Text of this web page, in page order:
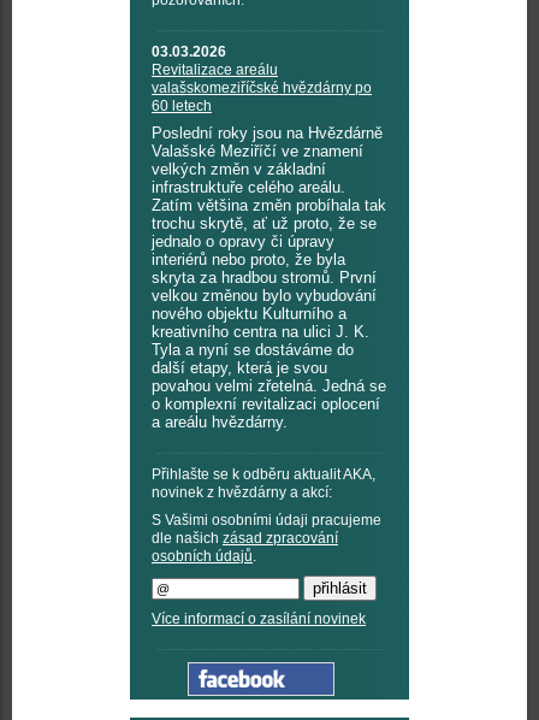
03.03.2026
Revitalizace areálu
valašskomeziříčské hvězdárny po
60 letech
Poslední roky jsou na Hvězdárně
Valašské Meziříčí ve znamení
velkých změn v základní
infrastruktuře celého areálu.
Zatím většina změn probíhala tak
trochu skrytě, ať už proto, že se
jednalo o opravy či úpravy
interiérů nebo proto, že byla
skryta za hradbou stromů. První
velkou změnou bylo vybudování
nového objektu Kulturního a
kreativního centra na ulici J. K.
Tyla a nyní se dostáváme do
další etapy, která je svou
povahou velmi zřetelná. Jedná se
o komplexní revitalizaci oplocení
a areálu hvězdárny.
Přihlašte se k odběru aktualit AKA,
novinek z hvězdárny a akcí:
S Vašimi osobními údaji pracujeme
dle našich zásad zpracování
osobních údajů.
Více informací o zasílání novinek